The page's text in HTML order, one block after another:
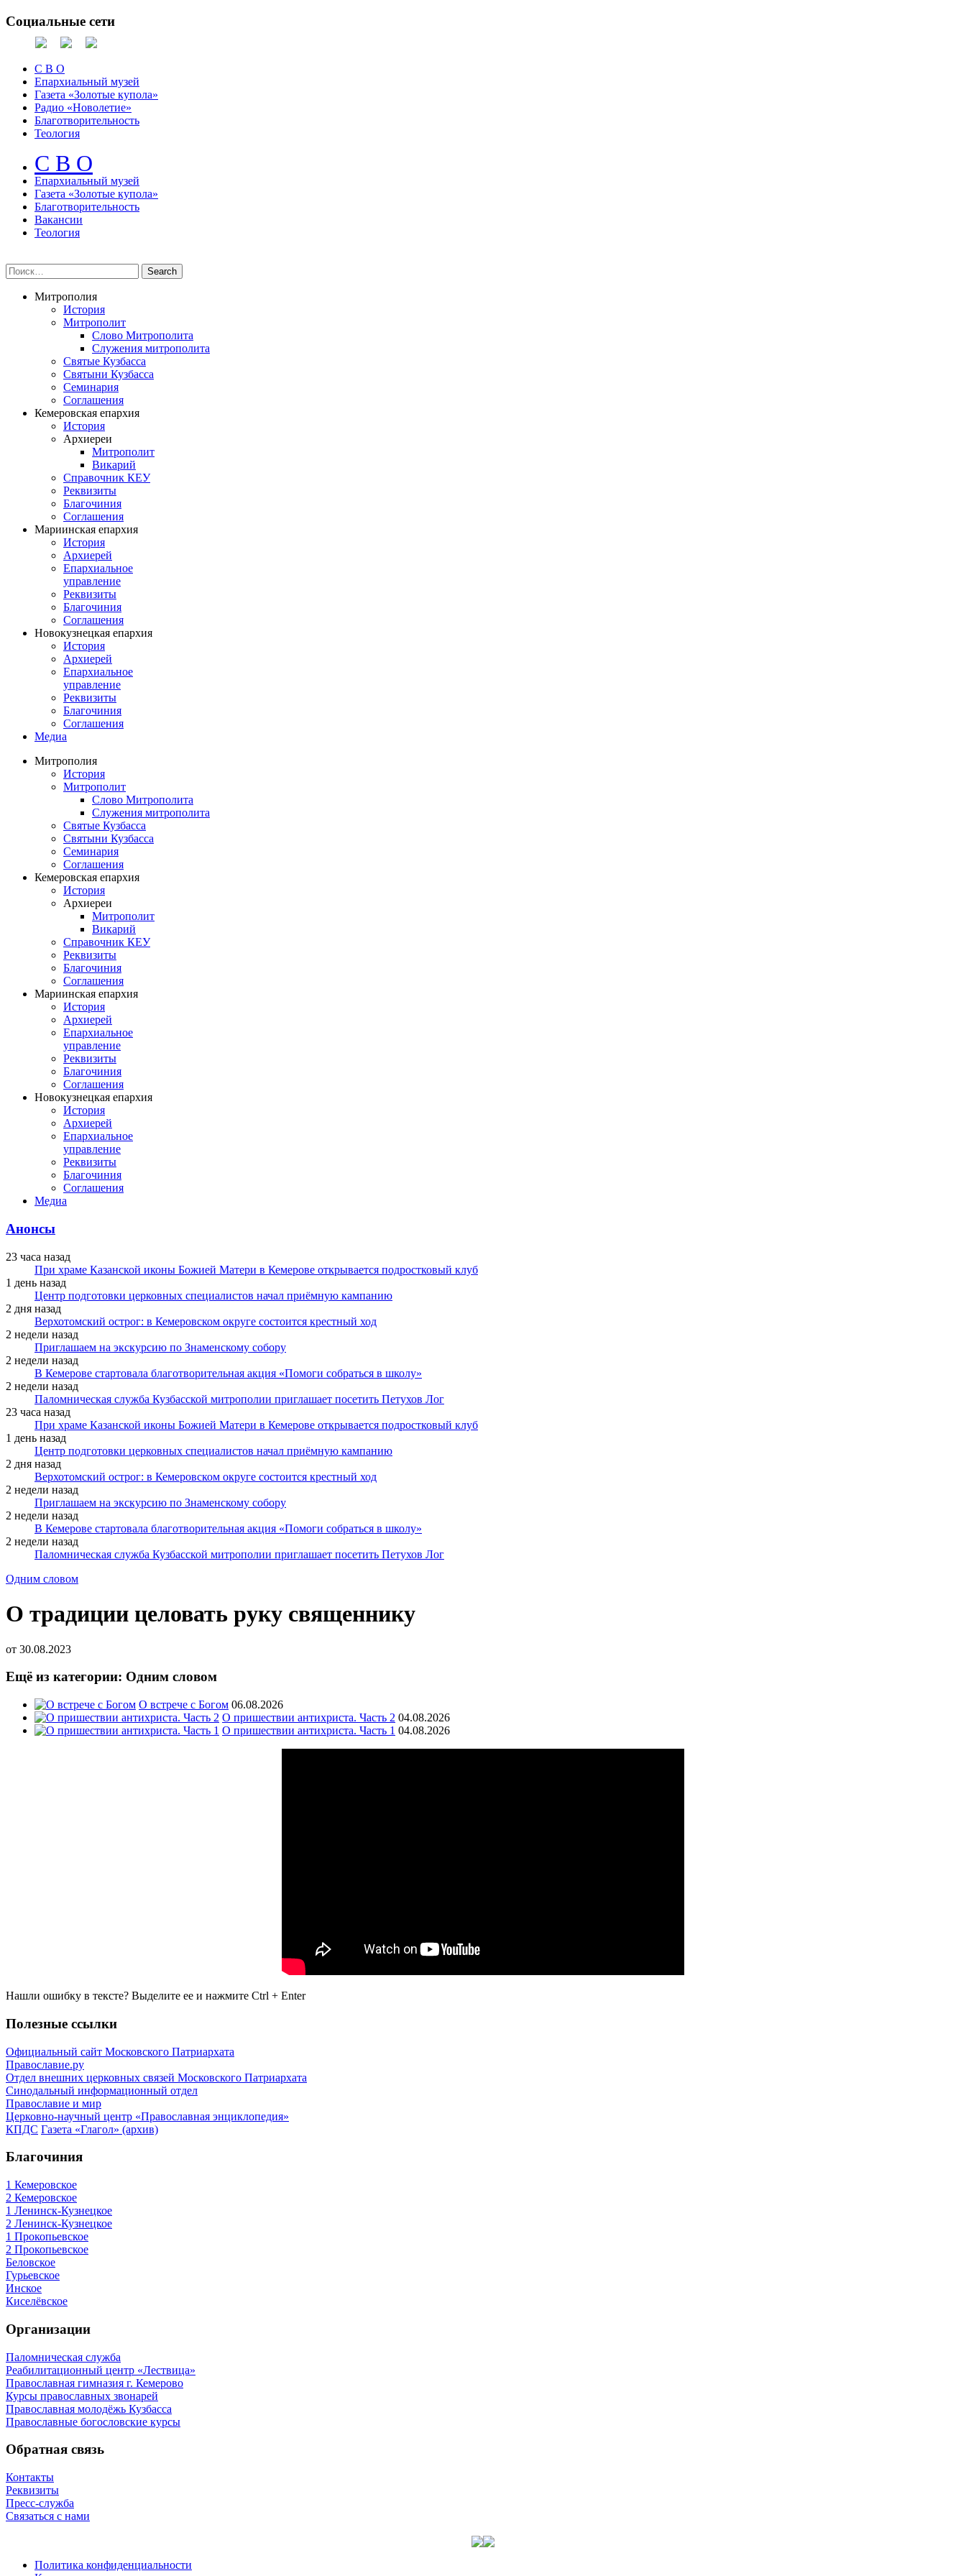
Социальные сети
С В О
Епархиальный музей
Газета «Золотые купола»
Радио «Новолетие»
Благотворительность
Теология
С В О
Епархиальный музeй
Газета «Золотые купола»
Благотворительность
Вакансии
Теология
Митрополия
История
Митрополит
Слово Митрополита
Служения митрополита
Святые Кузбасса
Святыни Кузбасса
Семинария
Соглашения
Кемеровская епархия
История
Архиереи
Митрополит
Викарий
Справочник КЕУ
Реквизиты
Благочиния
Соглашения
Мариинская епархия
История
Архиерей
Епархиальное
управление
Реквизиты
Благочиния
Соглашения
Новокузнецкая епархия
История
Архиерей
Епархиальное
управление
Реквизиты
Благочиния
Соглашения
Медиа
Митрополия
История
Митрополит
Слово Митрополита
Служения митрополита
Святые Кузбасса
Святыни Кузбасса
Семинария
Соглашения
Кемеровская епархия
История
Архиереи
Митрополит
Викарий
Справочник КЕУ
Реквизиты
Благочиния
Соглашения
Мариинская епархия
История
Архиерей
Епархиальное
управление
Реквизиты
Благочиния
Соглашения
Новокузнецкая епархия
История
Архиерей
Епархиальное
управление
Реквизиты
Благочиния
Соглашения
Медиа
Анонсы
23 часа назад
При храме Казанской иконы Божией Матери в Кемерове открывается подростковый клуб
1 день назад
Центр подготовки церковных специалистов начал приёмную кампанию
2 дня назад
Верхотомский острог: в Кемеровском округе состоится крестный ход
2 недели назад
Приглашаем на экскурсию по Знаменскому собору
2 недели назад
В Кемерове стартовала благотворительная акция «Помоги собраться в школу»
2 недели назад
Паломническая служба Кузбасской митрополии приглашает посетить Петухов Лог
23 часа назад
При храме Казанской иконы Божией Матери в Кемерове открывается подростковый клуб
1 день назад
Центр подготовки церковных специалистов начал приёмную кампанию
2 дня назад
Верхотомский острог: в Кемеровском округе состоится крестный ход
2 недели назад
Приглашаем на экскурсию по Знаменскому собору
2 недели назад
В Кемерове стартовала благотворительная акция «Помоги собраться в школу»
2 недели назад
Паломническая служба Кузбасской митрополии приглашает посетить Петухов Лог
Одним словом
О традиции целовать руку священнику
от 30.08.2023
Ещё из категории: Одним словом
О встрече с Богом 06.08.2026
О пришествии антихриста. Часть 2 04.08.2026
О пришествии антихриста. Часть 1 04.08.2026
Нашли ошибку в тексте? Выделите ее и нажмите Ctrl + Enter
Полезные ссылки
Официальный сайт Московского Патриархата
Православие.ру
Отдел внешних церковных связей Московского Патриархата
Синодальный информационный отдел
Православие и мир
Церковно-научный центр «Православная энциклопедия»
КПДС Газета «Глагол» (архив)
Благочиния
1 Кемеровское
2 Кемеровское
1 Ленинск-Кузнецкое
2 Ленинск-Кузнецкое
1 Прокопьевское
2 Прокопьевское
Беловское
Гурьевское
Инское
Киселёвское
Организации
Паломническая служба
Реабилитационный центр «Лествица»
Православная гимназия г. Кемерово
Курсы православных звонарей
Православная молодёжь Кузбасса
Православные богословские курсы
Обратная связь
Контакты
Реквизиты
Пресс-служба
Связаться с нами
Политика конфиденциальности